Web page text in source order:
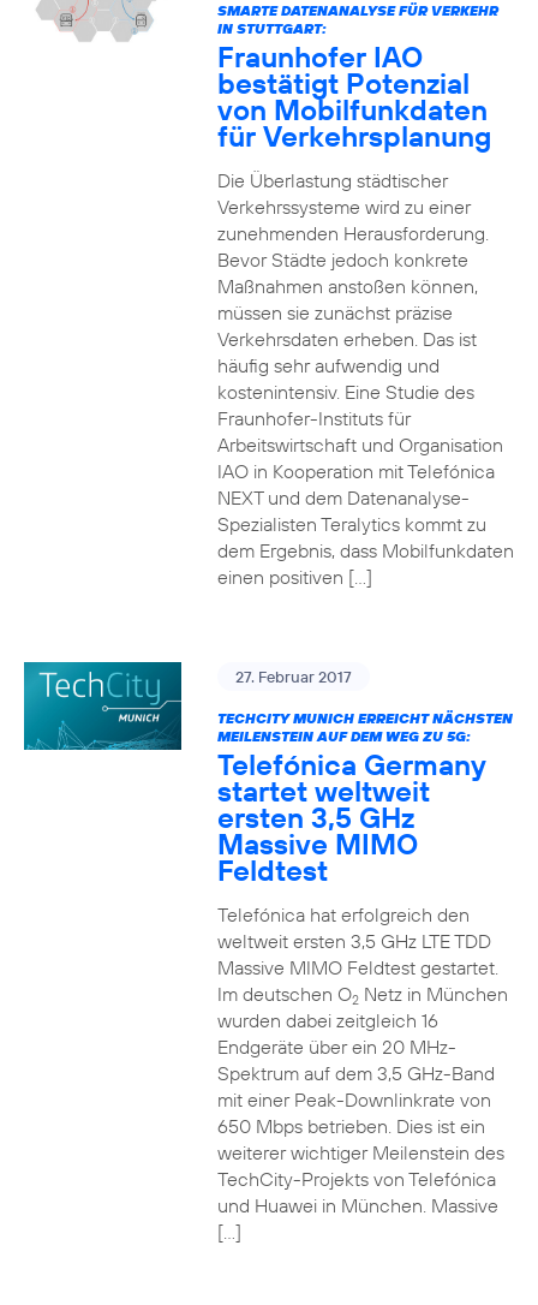
SMARTE DATENANALYSE FÜR VERKEHR
IN STUTTGART:
Fraunhofer IAO
bestätigt Potenzial
von Mobilfunkdaten
für Verkehrsplanung
Die Überlastung städtischer
Verkehrssysteme wird zu einer
zunehmenden Herausforderung.
Bevor Städte jedoch konkrete
Maßnahmen anstoßen können,
müssen sie zunächst präzise
Verkehrsdaten erheben. Das ist
häufig sehr aufwendig und
kostenintensiv. Eine Studie des
Fraunhofer-Instituts für
Arbeitswirtschaft und Organisation
IAO in Kooperation mit Telefónica
NEXT und dem Datenanalyse-
Spezialisten Teralytics kommt zu
dem Ergebnis, dass Mobilfunkdaten
einen positiven […]
27. Februar 2017
TECHCITY MUNICH ERREICHT NÄCHSTEN
MEILENSTEIN AUF DEM WEG ZU 5G:
Telefónica Germany
startet weltweit
ersten 3,5 GHz
Massive MIMO
Feldtest
Telefónica hat erfolgreich den
weltweit ersten 3,5 GHz LTE TDD
Massive MIMO Feldtest gestartet.
Im deutschen O2Netz in München
wurden dabei zeitgleich 16
Endgeräte über ein 20 MHz-
Spektrum auf dem 3,5 GHz-Band
mit einer Peak-Downlinkrate von
650 Mbps betrieben. Dies ist ein
weiterer wichtiger Meilenstein des
TechCity-Projekts von Telefónica
und Huawei in München. Massive
[…]